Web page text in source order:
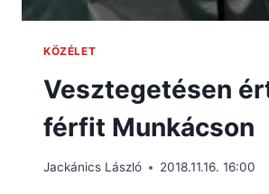
KÖZÉLET
Vesztegetésen
férfit Munkácson
Jackánics László 2018.11.16. 16:00